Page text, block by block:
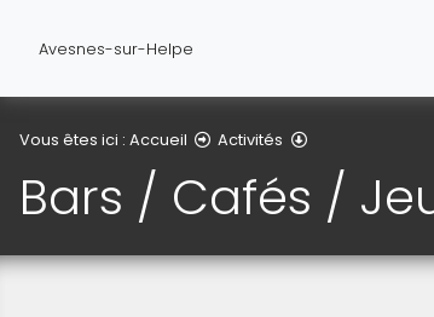
Avesnes-sur-Helpe
Vous êtes ici : Accueil Activités
Bars / Cafés /